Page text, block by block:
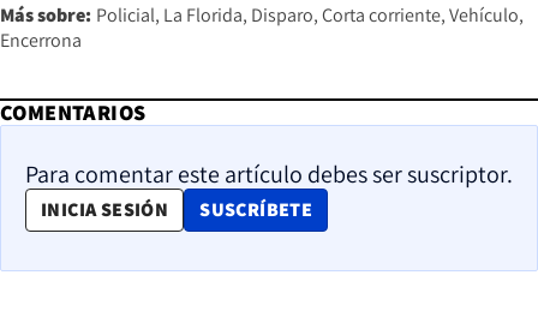
Más sobre: Policial La Florida Disparo Corta corriente Vehículo
Encerrona
COMENTARIOS
Para comentar este artículo debes ser suscriptor.
INICIA SESIÓN SUSCRÍBETE
OPENS IN NEW WINDOW